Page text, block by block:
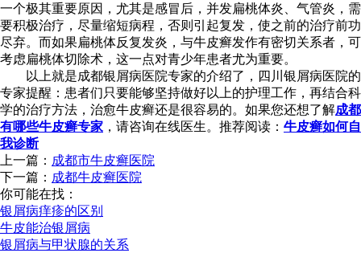
一个极其重要原因，尤其是感冒后，并发扁桃体炎、气管炎，需
要积极治疗，尽量缩短病程，否则引起复发，使之前的治疗前功
尽弃。而如果扁桃体反复发炎，与牛皮癣发作有密切关系者，可
考虑扁桃体切除术，这一点对青少年患者尤为重要。
以上就是成都银屑病医院专家的介绍了，四川银屑病医院的
专家提醒：患者们只要能够坚持做好以上的护理工作，再结合科
学的治疗方法，治愈牛皮癣还是很容易的。如果您还想了解成都
有哪些牛皮癣专家 ，请咨询在线医生。推荐阅读： 牛皮癣如何自
我诊断
上一篇： 成都市牛皮癣医院
下一篇： 成都牛皮癣医院
你可能在找：
银屑病痒疹的区别
牛皮能治银屑病
银屑病与甲状腺的关系